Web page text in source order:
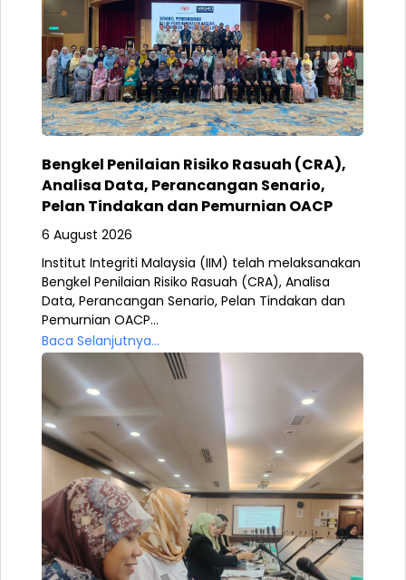
Bengkel Penilaian Risiko Rasuah (CRA),
Analisa Data, Perancangan Senario,
Pelan Tindakan dan Pemurnian OACP
6 August 2026
Institut Integriti Malaysia (IIM) telah melaksanakan
Bengkel Penilaian Risiko Rasuah (CRA), Analisa
Data, Perancangan Senario, Pelan Tindakan dan
Pemurnian OACP...
Baca Selanjutnya...